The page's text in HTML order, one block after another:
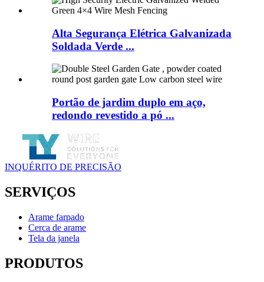
Alta Segurança Elétrica Galvanizada
Soldada Verde ...
Portão de jardim duplo em aço,
redondo revestido a pó ...
INQUÉRITO DE PRECISÃO
SERVIÇOS
Arame farpado
Cerca de arame
Tela da janela
PRODUTOS